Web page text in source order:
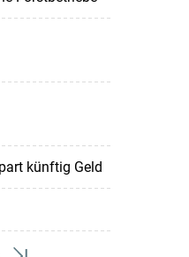
künftig Geld